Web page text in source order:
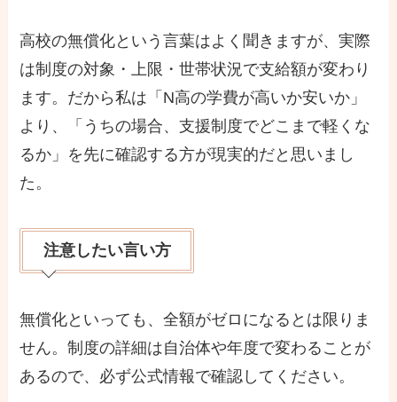
高校の無償化という言葉はよく聞きますが、実際
は制度の対象・上限・世帯状況で支給額が変わり
ます。だから私は「N高の学費が高いか安いか」
より、「うちの場合、支援制度でどこまで軽くな
るか」を先に確認する方が現実的だと思いまし
た。
注意したい言い方
無償化といっても、全額がゼロになるとは限りま
せん。制度の詳細は自治体や年度で変わることが
あるので、必ず公式情報で確認してください。